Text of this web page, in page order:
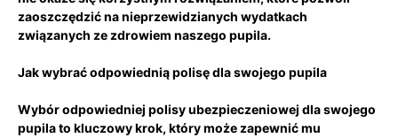
zaoszczędzić na ⁢nieprzewidzianych ⁢wydatkach
związanych ze⁤ zdrowiem naszego pupila.
Jak wybrać odpowiednią polisę‌ dla swojego pupila
Wybór⁣ odpowiedniej polisy ubezpieczeniowej dla ‌swojego
pupila to kluczowy‍ krok, który może zapewnić​ mu